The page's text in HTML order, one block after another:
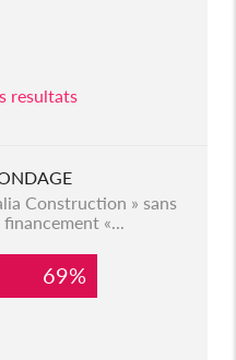
resultats
Construction » sans
«...
69%